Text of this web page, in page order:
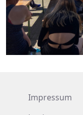
Impressum